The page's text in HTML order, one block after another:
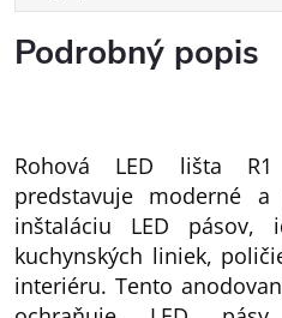
Podrobný popis
Rohová LED lišta
predstavuje moderné
inštaláciu LED pásov,
kuchynských liniek,
interiéru. Tento